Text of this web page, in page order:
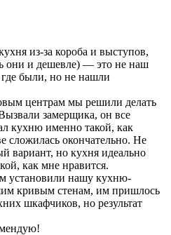
из-за короба и выступов,
они и дешевле) — это не наш
были, но не нашли
центрам мы решили делать
замерщика, он все
кухню именно такой, как
сложилась окончательно. Не
вариант, но кухня идеально
как мне нравится.
установили нашу кухню-
кривым стенам, им пришлось
шкафчиков, но результат